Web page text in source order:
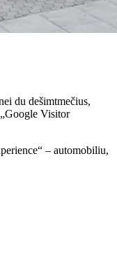
du dešimtmečius,
Visitor
– automobiliu,